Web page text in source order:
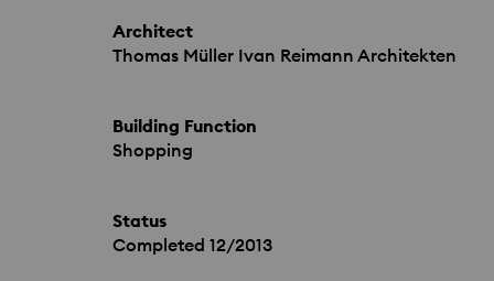
Architect
Thomas Müller Ivan Reimann Architekten
Building Function
Shopping
Status
Completed 12/2013